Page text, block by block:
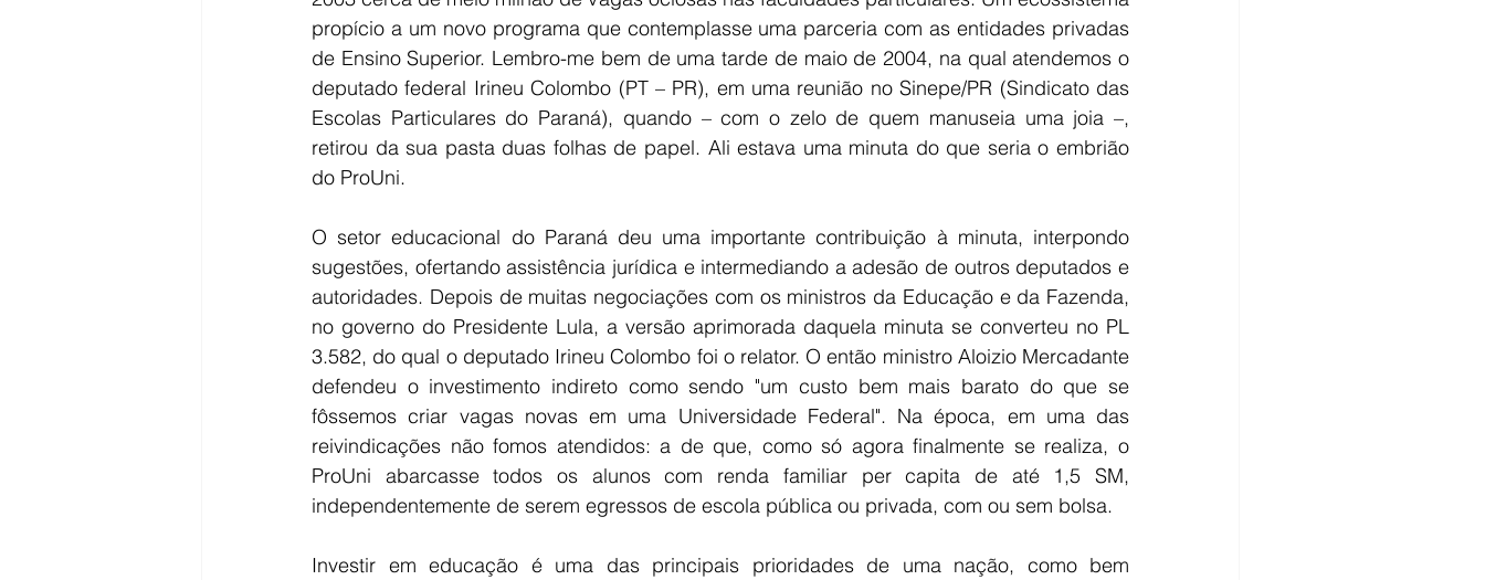
propício a um novo programa que contemplasse uma parceria com as entidades privadas
de Ensino Superior. Lembro-me bem de uma tarde de maio de 2004, na qual atendemos o
deputado federal Irineu Colombo (PT – PR), em uma reunião no Sinepe/PR (Sindicato das
Escolas Particulares do Paraná), quando – com o zelo de quem manuseia uma joia –,
retirou da sua pasta duas folhas de papel. Ali estava uma minuta do que seria o embrião
do ProUni.
O setor educacional do Paraná deu uma importante contribuição à minuta, interpondo
sugestões, ofertando assistência jurídica e intermediando a adesão de outros deputados e
autoridades. Depois de muitas negociações com os ministros da Educação e da Fazenda,
no governo do Presidente Lula, a versão aprimorada daquela minuta se converteu no PL
3.582, do qual o deputado Irineu Colombo foi o relator. O então ministro Aloizio Mercadante
defendeu o investimento indireto como sendo "um custo bem mais barato do que se
fôssemos criar vagas novas em uma Universidade Federal". Na época, em uma das
reivindicações não fomos atendidos: a de que, como só agora finalmente se realiza, o
ProUni abarcasse todos os alunos com renda familiar per capita de até 1,5 SM,
independentemente de serem egressos de escola pública ou privada, com ou sem bolsa.
Investir em educação é uma das principais prioridades de uma nação, como bem